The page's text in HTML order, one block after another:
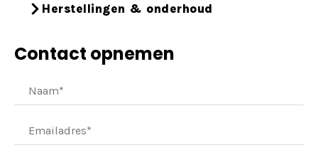
Herstellingen & onderhoud
Contact opnemen